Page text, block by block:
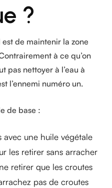
?
de maintenir la zone
à ce qu’on
pas nettoyer à l’eau à
l’ennemi numéro un.
de base :
avec une huile végétale
les retirer sans arracher
retirer que les croutes
pas de croutes